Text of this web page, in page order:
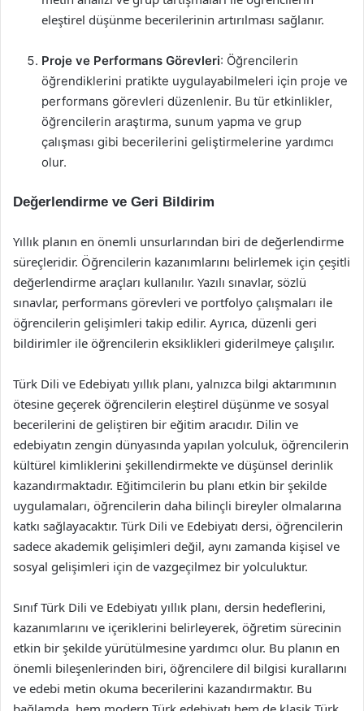
eleştirel düşünme becerilerinin artırılması sağlanır.
Proje ve Performans Görevleri: Öğrencilerin
öğrendiklerini pratikte uygulayabilmeleri için proje ve
performans görevleri düzenlenir. Bu tür etkinlikler,
öğrencilerin araştırma, sunum yapma ve grup
çalışması gibi becerilerini geliştirmelerine yardımcı
olur.
Değerlendirme ve Geri Bildirim
Yıllık planın en önemli unsurlarından biri de değerlendirme
süreçleridir. Öğrencilerin kazanımlarını belirlemek için çeşitli
değerlendirme araçları kullanılır. Yazılı sınavlar, sözlü
sınavlar, performans görevleri ve portfolyo çalışmaları ile
öğrencilerin gelişimleri takip edilir. Ayrıca, düzenli geri
bildirimler ile öğrencilerin eksiklikleri giderilmeye çalışılır.
Türk Dili ve Edebiyatı yıllık planı, yalnızca bilgi aktarımının
ötesine geçerek öğrencilerin eleştirel düşünme ve sosyal
becerilerini de geliştiren bir eğitim aracıdır. Dilin ve
edebiyatın zengin dünyasında yapılan yolculuk, öğrencilerin
kültürel kimliklerini şekillendirmekte ve düşünsel derinlik
kazandırmaktadır. Eğitimcilerin bu planı etkin bir şekilde
uygulamaları, öğrencilerin daha bilinçli bireyler olmalarına
katkı sağlayacaktır. Türk Dili ve Edebiyatı dersi, öğrencilerin
sadece akademik gelişimleri değil, aynı zamanda kişisel ve
sosyal gelişimleri için de vazgeçilmez bir yolculuktur.
Sınıf Türk Dili ve Edebiyatı yıllık planı, dersin hedeflerini,
kazanımlarını ve içeriklerini belirleyerek, öğretim sürecinin
etkin bir şekilde yürütülmesine yardımcı olur. Bu planın en
önemli bileşenlerinden biri, öğrencilere dil bilgisi kurallarını
ve edebi metin okuma becerilerini kazandırmaktır. Bu